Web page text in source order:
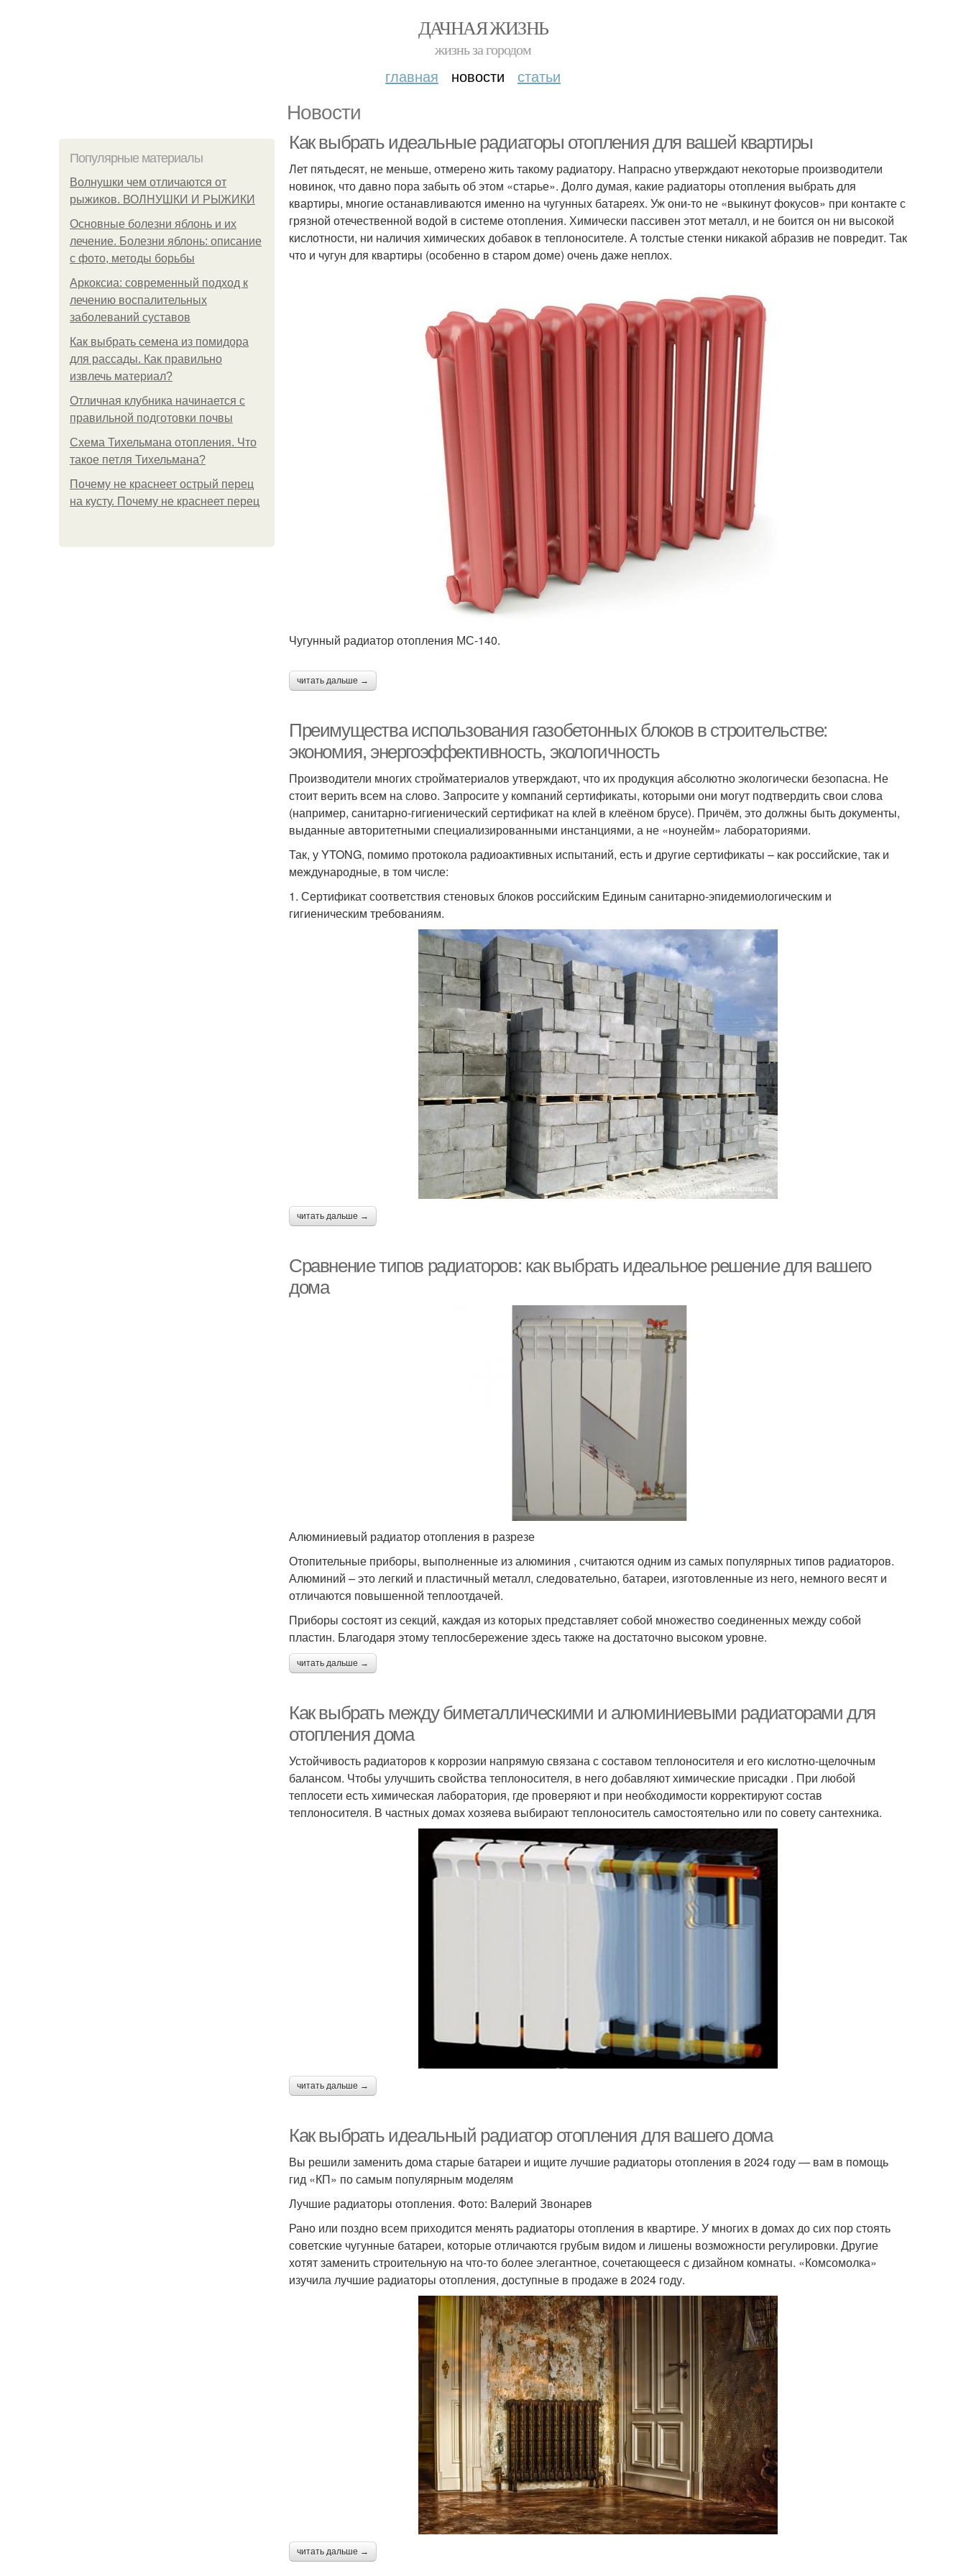
ДАЧНАЯ ЖИЗНЬ
жизнь за городом
главная новости статьи
Новости
Популярные материалы
Волнушки чем отличаются от
рыжиков. ВОЛНУШКИ И РЫЖИКИ
Основные болезни яблонь и их
лечение. Болезни яблонь: описание
с фото, методы борьбы
Аркоксиа: современный подход к
лечению воспалительных
заболеваний суставов
Как выбрать семена из помидора
для рассады. Как правильно
извлечь материал?
Отличная клубника начинается с
правильной подготовки почвы
Схема Тихельмана отопления. Что
такое петля Тихельмана?
Почему не краснеет острый перец
на кусту. Почему не краснеет перец
Как выбрать идеальные радиаторы отопления для вашей квартиры
Лет пятьдесят, не меньше, отмерено жить такому радиатору. Напрасно утверждают некоторые производители
новинок, что давно пора забыть об этом «старье». Долго думая, какие радиаторы отопления выбрать для
квартиры, многие останавливаются именно на чугунных батареях. Уж они-то не «выкинут фокусов» при контакте с
грязной отечественной водой в системе отопления. Химически пассивен этот металл, и не боится он ни высокой
кислотности, ни наличия химических добавок в теплоносителе. А толстые стенки никакой абразив не повредит. Так
что и чугун для квартиры (особенно в старом доме) очень даже неплох.
Чугунный радиатор отопления МС-140.
читать дальше →
Преимущества использования газобетонных блоков в строительстве:
экономия, энергоэффективность, экологичность
Производители многих стройматериалов утверждают, что их продукция абсолютно экологически безопасна. Не
стоит верить всем на слово. Запросите у компаний сертификаты, которыми они могут подтвердить свои слова
(например, санитарно-гигиенический сертификат на клей в клеёном брусе). Причём, это должны быть документы,
выданные авторитетными специализированными инстанциями, а не «ноунейм» лабораториями.
Так, у YTONG, помимо протокола радиоактивных испытаний, есть и другие сертификаты – как российские, так и
международные, в том числе:
1. Сертификат соответствия стеновых блоков российским Единым санитарно-эпидемиологическим и
гигиеническим требованиям.
читать дальше →
Сравнение типов радиаторов: как выбрать идеальное решение для вашего
дома
Алюминиевый радиатор отопления в разрезе
Отопительные приборы, выполненные из алюминия , считаются одним из самых популярных типов радиаторов.
Алюминий – это легкий и пластичный металл, следовательно, батареи, изготовленные из него, немного весят и
отличаются повышенной теплоотдачей.
Приборы состоят из секций, каждая из которых представляет собой множество соединенных между собой
пластин. Благодаря этому теплосбережение здесь также на достаточно высоком уровне.
читать дальше →
Как выбрать между биметаллическими и алюминиевыми радиаторами для
отопления дома
Устойчивость радиаторов к коррозии напрямую связана с составом теплоносителя и его кислотно-щелочным
балансом. Чтобы улучшить свойства теплоносителя, в него добавляют химические присадки . При любой
теплосети есть химическая лаборатория, где проверяют и при необходимости корректируют состав
теплоносителя. В частных домах хозяева выбирают теплоноситель самостоятельно или по совету сантехника.
читать дальше →
Как выбрать идеальный радиатор отопления для вашего дома
Вы решили заменить дома старые батареи и ищите лучшие радиаторы отопления в 2024 году — вам в помощь
гид «КП» по самым популярным моделям
Лучшие радиаторы отопления. Фото: Валерий Звонарев
Рано или поздно всем приходится менять радиаторы отопления в квартире. У многих в домах до сих пор стоять
советские чугунные батареи, которые отличаются грубым видом и лишены возможности регулировки. Другие
хотят заменить строительную на что-то более элегантное, сочетающееся с дизайном комнаты. «Комсомолка»
изучила лучшие радиаторы отопления, доступные в продаже в 2024 году.
читать дальше →